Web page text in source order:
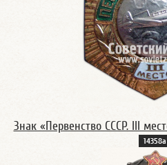
Знак «Первенство СССР. III
14358а